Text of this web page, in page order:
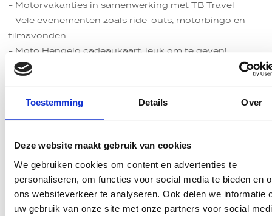
Toestemming Details Over
Deze website maakt gebruik van cookies
We gebruiken cookies om content en advertenties te
personaliseren, om functies voor social media te bieden en
ons websiteverkeer te analyseren. Ook delen we informatie
uw gebruik van onze site met onze partners voor social
- Motorvakanties in samenwerking met TB Travel
- Vele evenementen zoals ride-outs, motorbingo en
filmavonden
- Moto Hengelo cadeaukaart, leuk om te geven!
- Moto Hengelo spaarkaart voor onze meest trouwe
Vul je gegevens in
Wil je graag een inruilvoorstel ontvangen? Vul dan
onderstaand formulier in en wij nemen contact met je
op.
Alle info rondom verzekeren
Jouw motor goed verzekeren? Bekijk ons advieshier
Gespreid betalen voor Harley-Davidson FSXT
FATBOY
Een motor financieren?
Heb je een vraag voor ons of zou je graag advies willen
ontvangen? Vul dan ons contactformulier in en wij
komen er zo snel mogelijk bij je op terug!
Voornaam *